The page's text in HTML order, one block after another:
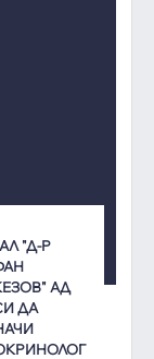
"Д-Р
АД
ДА